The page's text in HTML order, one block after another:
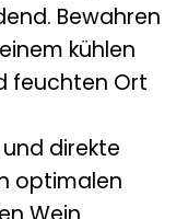
Bewahren
kühlen
feuchten Ort
direkte
optimalen